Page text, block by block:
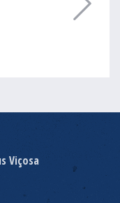
Viçosa